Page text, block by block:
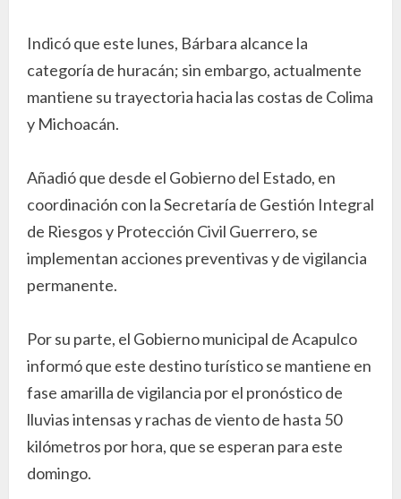
Indicó que este lunes, Bárbara alcance la
categoría de huracán; sin embargo, actualmente
mantiene su trayectoria hacia las costas de Colima
y Michoacán.
Añadió que desde el Gobierno del Estado, en
coordinación con la Secretaría de Gestión Integral
de Riesgos y Protección Civil Guerrero, se
implementan acciones preventivas y de vigilancia
permanente.
Por su parte, el Gobierno municipal de Acapulco
informó que este destino turístico se mantiene en
fase amarilla de vigilancia por el pronóstico de
lluvias intensas y rachas de viento de hasta 50
kilómetros por hora, que se esperan para este
domingo.